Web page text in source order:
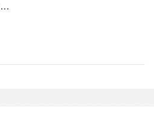
Rogelli - New Spirit - Korte Hardloop tight - Heren - Zwart - Maat XL of XXL